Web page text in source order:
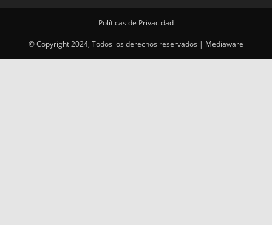
Políticas de Privacidad
© Copyright 2024, Todos los derechos reservados | Mediaware